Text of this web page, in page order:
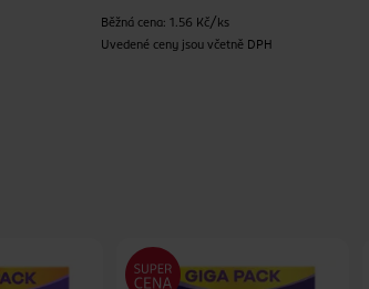
Běžná cena: 1.56 Kč/ks
Uvedené ceny jsou včetně DPH